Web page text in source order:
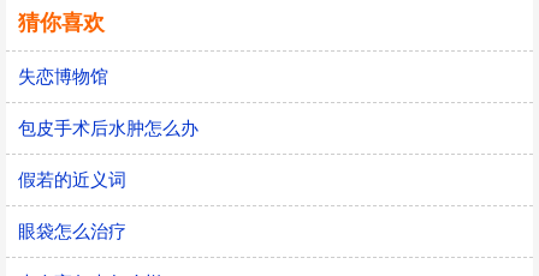
猜你喜欢
失恋博物馆
包皮手术后水肿怎么办
假若的近义词
眼袋怎么治疗